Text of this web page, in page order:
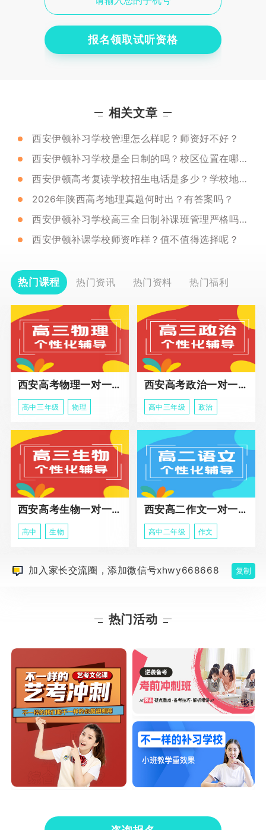
报名领取试听资格
相关文章
西安伊顿补习学校管理怎么样呢？师资好不好？
西安伊顿补习学校是全日制的吗？校区位置在哪里？
西安伊顿高考复读学校招生电话是多少？学校地址在哪里呢？
2026年陕西高考地理真题何时出？有答案吗？
西安伊顿补习学校高三全日制补课班管理严格吗？师资又怎么样呢？
西安伊顿补课学校师资咋样？值不值得选择呢？
热门课程 热门资讯 热门资料 热门福利
西安高考物理一对一辅导课程
高中三年级 物理
西安高考政治一对一辅导课程
高中三年级 政治
西安高考生物一对一辅导
高中 生物
西安高二作文一对一辅导课程
高中二年级 作文
加入家长交流圈，添加微信号xhwy668668 复制
热门活动